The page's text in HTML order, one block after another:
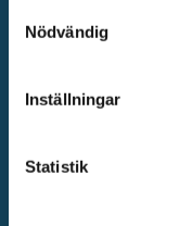
Nödvändig
Inställningar
Statistik
Models